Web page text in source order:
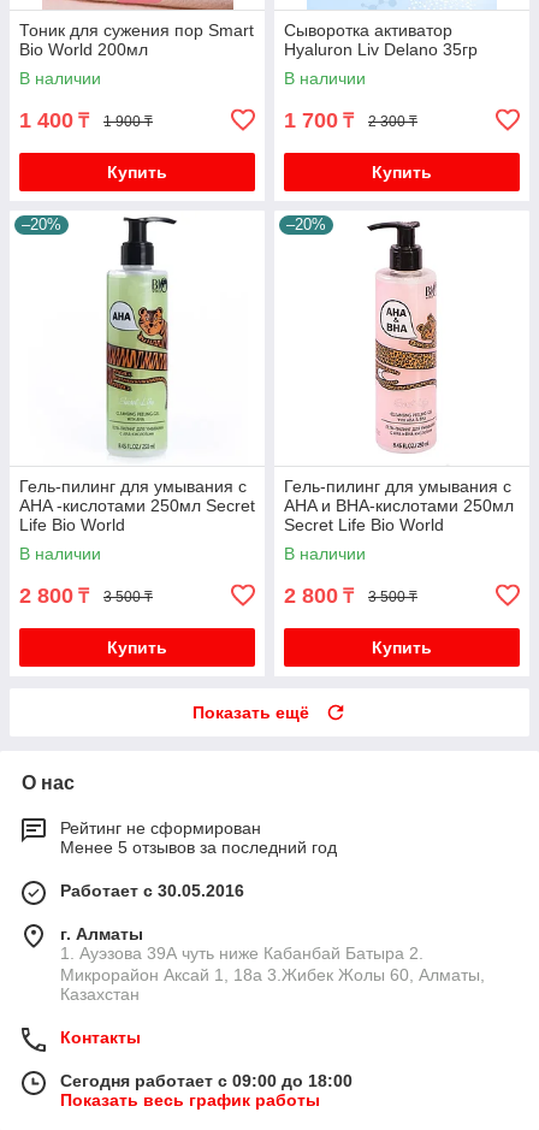
Тоник для сужения пор Smart
Bio World 200мл
В наличии
1 400 ₸ 1 900 ₸
Купить
Сыворотка активатор
Hyaluron Liv Delano 35гр
В наличии
1 700 ₸ 2 300 ₸
Купить
–20%
Гель-пилинг для умывания с
AHA -кислотами 250мл Secret
Life Bio World
В наличии
2 800 ₸ 3 500 ₸
Купить
–20%
Гель-пилинг для умывания с
AHA и BHA-кислотами 250мл
Secret Life Bio World
В наличии
2 800 ₸ 3 500 ₸
Купить
Показать ещё
О нас
Рейтинг не сформирован
Менее 5 отзывов за последний год
Работает с 30.05.2016
г. Алматы
1. Ауэзова 39А чуть ниже Кабанбай Батыра ㅤㅤㅤㅤㅤㅤㅤㅤㅤㅤㅤㅤㅤㅤ2. ​
Микрорайон Аксай 1, 18а 3.Жибек Жолы 60, Алматы,
Казахстан
Контакты
Сегодня работает с 09:00 до 18:00
Показать весь график работы